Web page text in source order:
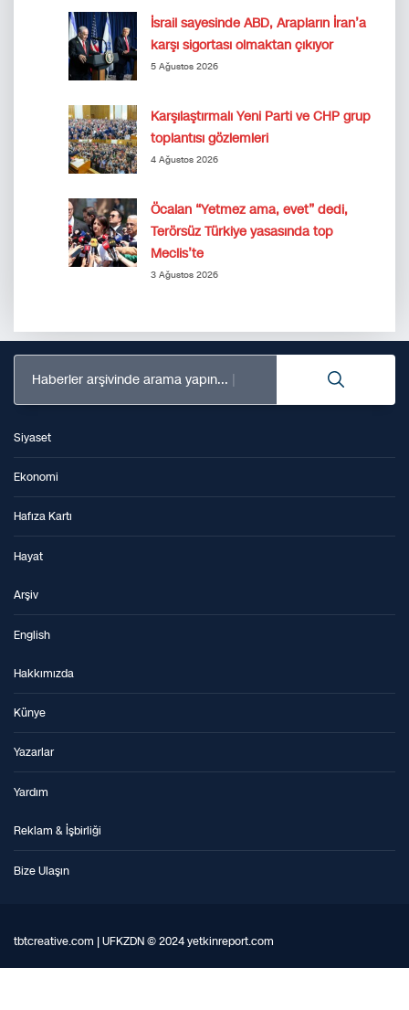
İsrail sayesinde ABD, Arapların İran’a
karşı sigortası olmaktan çıkıyor
5 Ağustos 2026
Karşılaştırmalı Yeni Parti ve CHP grup
toplantısı gözlemleri
4 Ağustos 2026
Öcalan “Yetmez ama, evet” dedi,
Terörsüz Türkiye yasasında top
Meclis’te
3 Ağustos 2026
Haberler arşivinde arama yapın...
Siyaset
Ekonomi
Hafıza Kartı
Hayat
Arşiv
English
Hakkımızda
Künye
Yazarlar
Yardım
Reklam & İşbirliği
Bize Ulaşın
tbtcreative.com | UFKZDN © 2024 yetkinreport.com